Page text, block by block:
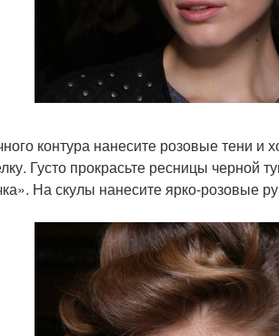
контура нанесите розовые тени
Густо прокрасьте ресницы черной
На скулы нанесите ярко-розовые